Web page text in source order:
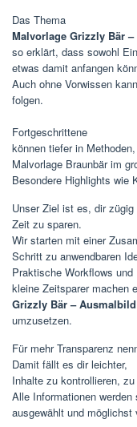
Das Thema
Malvorlage Grizzly Bär
so erklärt, dass sowohl
etwas damit anfangen
Auch ohne Vorwissen
folgen.
Fortgeschrittene
können tiefer in
Malvorlage Braunbär im
Besondere Highlights wie
Unser Ziel ist es, dir
Zeit zu sparen.
Wir starten mit einer
Schritt zu anwendbaren
Praktische Workflows und
kleine Zeitsparer machen
Grizzly Bär –
umzusetzen.
Für mehr Transparenz
Damit fällt es dir leichter,
Inhalte zu kontrollieren,
Alle Informationen werden
ausgewählt und